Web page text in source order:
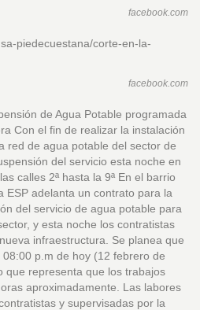
facebook.com
piedecuestana/corte-en-la-
facebook.com
de Agua Potable programada
Con el fin de realizar la instalación
red de agua potable del sector de
del servicio esta noche en
calles 2ª hasta la 9ª En el barrio
ESP adelanta un contrato para la
del servicio de agua potable para
y esta noche los contratistas
infraestructura. Se planea que
p.m de hoy (12 febrero de
que representa que los trabajos
aproximadamente. Las labores
y supervisadas por la